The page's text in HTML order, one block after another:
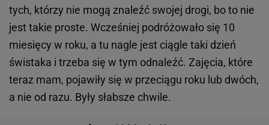
tych, którzy nie mogą znaleźć swojej drogi, bo to nie
jest takie proste. Wcześniej podróżowało się 10
miesięcy w roku, a tu nagle jest ciągle taki dzień
świstaka i trzeba się w tym odnaleźć. Zajęcia, które
teraz mam, pojawiły się w przeciągu roku lub dwóch,
a nie od razu. Były słabsze chwile.